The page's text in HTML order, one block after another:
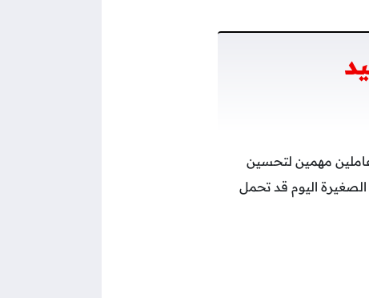
عاملين مهمين لتحسين
الصغيرة اليوم قد تحمل